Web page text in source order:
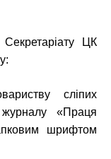
ЦК
сліпих
«Праця
шрифтом